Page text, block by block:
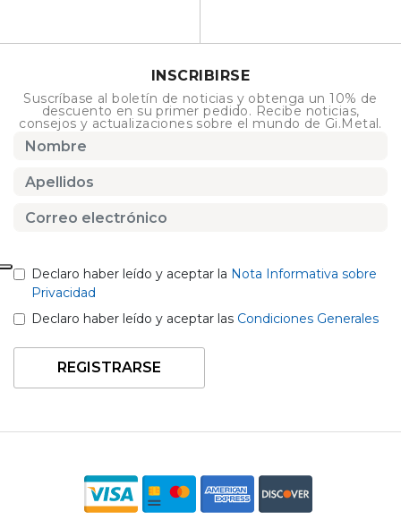
INSCRIBIRSE
Suscríbase al boletín de noticias y obtenga un 10% de
descuento en su primer pedido. Recibe noticias,
consejos y actualizaciones sobre el mundo de Gi.Metal.
Declaro haber leído y aceptar la Nota Informativa sobre
Privacidad
Declaro haber leído y aceptar las Condiciones Generales
REGISTRARSE